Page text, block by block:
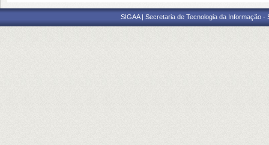
SIGAA | Secretaria de Tecnologia da Informação